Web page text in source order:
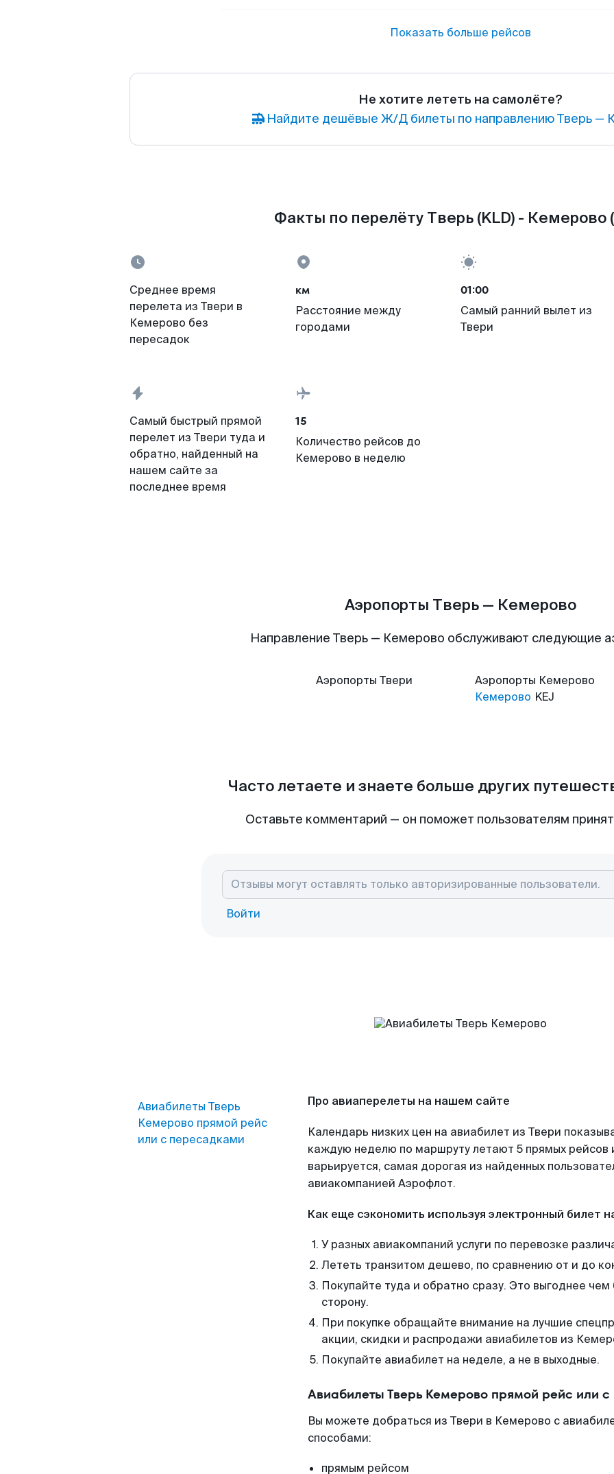
Показать больше рейсов
Не хотите лететь на самолёте?
Найдите дешёвые Ж/Д билеты по направлению Тверь —
Факты по перелёту Тверь (KLD) - Кемерово
Среднее время
перелета из Твери в
Кемерово без
пересадок
км
Расстояние между
городами
01:00
Самый ранний вылет из
Твери
Самый быстрый прямой
перелет из Твери туда и
обратно, найденный на
нашем сайте за
последнее время
15
Количество рейсов до
Кемерово в неделю
Аэропорты Тверь — Кемерово
Направление Тверь — Кемерово обслуживают следующие
Аэропорты Твери Аэропорты Кемерово
Кемерово KEJ
Часто летаете и знаете больше других
Оставьте комментарий — он поможет пользователям
Войти
Авиабилеты Тверь
Кемерово прямой рейс
или с пересадками
Про авиаперелеты на нашем сайте
Календарь низких цен на авиабилет из Твери
каждую неделю по маршруту летают 5 прямых рейсов
варьируется, самая дорогая из найденных
авиакомпанией Аэрофлот.
Как еще сэкономить используя электронный билет
У разных авиакомпаний услуги по перевозке
Лететь транзитом дешево, по сравнению от и до
Покупайте туда и обратно сразу. Это выгоднее
сторону.
При покупке обращайте внимание на лучшие
акции, скидки и распродажи авиабилетов из
Покупайте авиабилет на неделе, а не в выходные.
Авиабилеты Тверь Кемерово прямой рейс или
Вы можете добраться из Твери в Кемерово с
способами:
прямым рейсом